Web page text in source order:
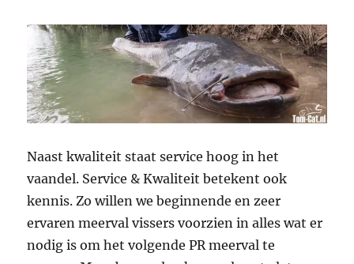
Naast kwaliteit staat service hoog in het
vaandel. Service & Kwaliteit betekent ook
kennis. Zo willen we beginnende en zeer
ervaren meerval vissers voorzien in alles wat er
nodig is om het volgende PR meerval te